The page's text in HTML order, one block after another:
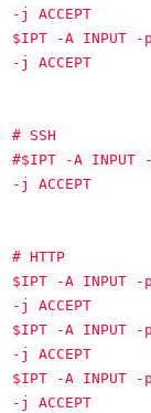
-j ACCEPT
$IPT -A INPUT
-j ACCEPT
# SSH
#$IPT -A
-j ACCEPT
# HTTP
$IPT -A INPUT
-j ACCEPT
$IPT -A INPUT
-j ACCEPT
$IPT -A INPUT
-j ACCEPT